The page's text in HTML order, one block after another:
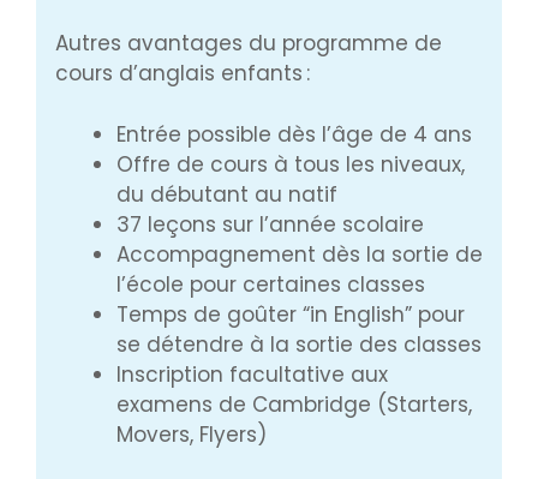
Autres avantages du programme de
cours d’anglais enfants :
Entrée possible dès l’âge de 4 ans
Offre de cours à tous les niveaux,
du débutant au natif
37 leçons sur l’année scolaire
Accompagnement dès la sortie de
l’école pour certaines classes
Temps de goûter “in English” pour
se détendre à la sortie des classes
Inscription facultative aux
examens de Cambridge (Starters,
Movers, Flyers)